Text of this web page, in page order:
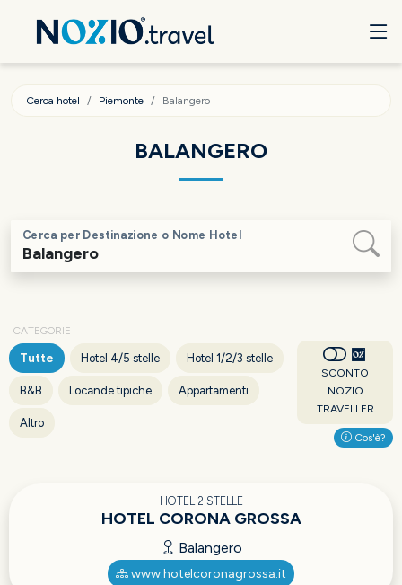
Cerca hotel Piemonte Balangero
BALANGERO
Cerca per Destinazione o Nome Hotel
CATEGORIE
Tutte Hotel 4/5 stelle Hotel 1/2/3 stelle
B&B Locande tipiche Appartamenti
Altro
SCONTO
NOZIO
TRAVELLER
Cos'è?
HOTEL 2 STELLE
HOTEL CORONA GROSSA
Balangero
www.hotelcoronagrossa.it